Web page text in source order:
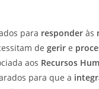
para responder às
de gerir e
aos Recursos
para que a